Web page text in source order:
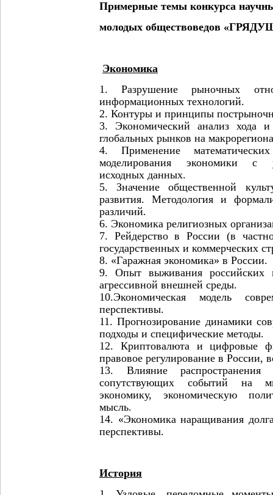
Примерные темы конкурса
молодых обществоведов
Экономика
1. Разрушение рыночных
информационных технологий.
2. Контуры и принципы
3. Экономический анализ хода и
глобальных рынков на
4. Применение
моделирования экономики с
исходных данных.
5. Значение общественной
развития. Методология и
различий.
6. Экономика религиозных
7. Рейдерство в России (в
государственных и коммерческих
8. «Гаражная экономика» в России.
9. Опыт выживания российских
агрессивной внешней среды.
10.Экономическая модель
перспективы.
11. Прогнозирование динамики
подходы и специфические методы.
12. Криптовалюта и цифровые
правовое регулирование в России,
13. Влияние
сопутствующих событий на
экономику, экономическую
мысль.
14. «Экономика наращивания
перспективы.
История